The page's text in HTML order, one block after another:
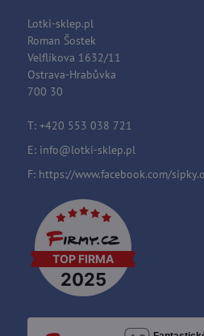
Lotki-sklep.pl
Roman Šostek
Velflíkova 1632/11
Ostrava-Hrabůvka
700 30
T: +420 553 038 721
E: info@lotki-sklep.pl
F: https://www.facebook.com/